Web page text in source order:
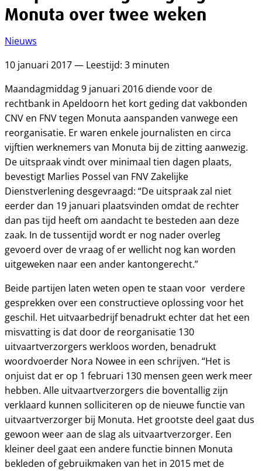
Monuta over twee weken
Nieuws
10 januari 2017 — Leestijd: 3 minuten
Maandagmiddag 9 januari 2016 diende voor de
rechtbank in Apeldoorn het kort geding dat vakbonden
CNV en FNV tegen Monuta aanspanden vanwege een
reorganisatie. Er waren enkele journalisten en circa
vijftien werknemers van Monuta bij de zitting aanwezig.
De uitspraak vindt over minimaal tien dagen plaats,
bevestigt Marlies Possel van FNV Zakelijke
Dienstverlening desgevraagd: “De uitspraak zal niet
eerder dan 19 januari plaatsvinden omdat de rechter
dan pas tijd heeft om aandacht te besteden aan deze
zaak. In de tussentijd wordt er nog nader overleg
gevoerd over de vraag of er wellicht nog kan worden
uitgeweken naar een ander kantongerecht.”
Beide partijen laten weten open te staan voor verdere
gesprekken over een constructieve oplossing voor het
geschil. Het uitvaarbedrijf benadrukt echter dat het een
misvatting is dat door de reorganisatie 130
uitvaartverzorgers werkloos worden, benadrukt
woordvoerder Nora Nowee in een schrijven. “Het is
onjuist dat er op 1 februari 130 mensen geen werk meer
hebben. Alle uitvaartverzorgers die boventallig zijn
verklaard kunnen solliciteren op de nieuwe functie van
uitvaartverzorger bij Monuta. Het grootste deel gaat dus
gewoon weer aan de slag als uitvaartverzorger. Een
kleiner deel gaat een andere functie binnen Monuta
bekleden of gebruikmaken van het in 2015 met de